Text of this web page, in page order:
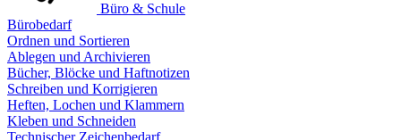
Büro & Schule
Bürobedarf
Ordnen und Sortieren
Ablegen und Archivieren
Bücher, Blöcke und Haftnotizen
Schreiben und Korrigieren
Heften, Lochen und Klammern
Kleben und Schneiden